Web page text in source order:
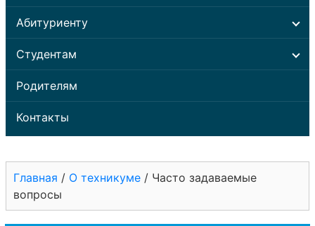
Абитуриенту
Студентам
Родителям
Контакты
Главная / О техникуме / Часто задаваемые
вопросы